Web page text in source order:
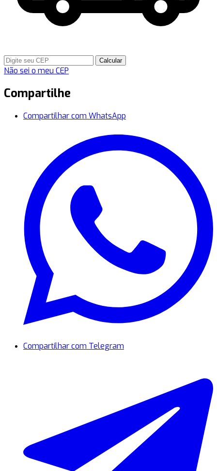
Calcular
Não sei o meu CEP
Compartilhe
Compartilhar com WhatsApp
Compartilhar com Telegram